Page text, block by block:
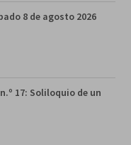
8 de agosto 2026
n.º 17: Soliloquio de un